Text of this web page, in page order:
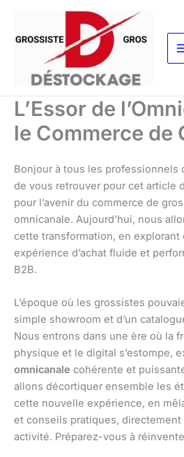
contenu
L’Essor de
le Commerce de
Bonjour à tous les professionnels
de vous retrouver pour cet article
pour l’avenir du commerce de
omnicanale. Aujourd’hui, nous
cette transformation, en explorant
expérience d’achat fluide et
B2B.
L’époque où les grossistes
simple showroom et d’un
Nous entrons dans une ère où la
physique et le digital s’estompe,
omnicanale cohérente et
allons décortiquer ensemble les
cette nouvelle expérience, en
et conseils pratiques, directement
activité. Préparez-vous à